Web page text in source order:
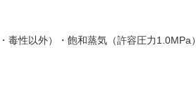
毒性以外）・飽和蒸気（許容圧力1.0MPa）